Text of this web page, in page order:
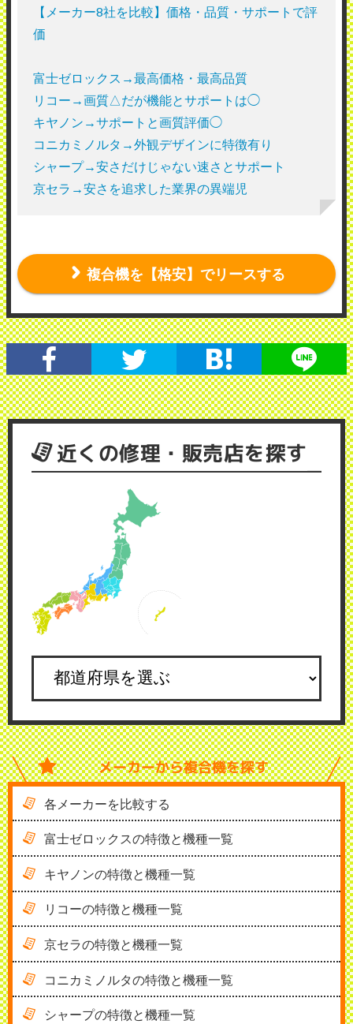
【メーカー8社を比較】価格・品質・サポートで評
価
富士ゼロックス→最高価格・最高品質
リコー→画質△だが機能とサポートは◯
キヤノン→サポートと画質評価◯
コニカミノルタ→外観デザインに特徴有り
シャープ→安さだけじゃない速さとサポート
京セラ→安さを追求した業界の異端児
複合機を【格安】でリースする
近くの修理・販売店を探す
メーカーから複合機を探す
各メーカーを比較する
富士ゼロックスの特徴と機種一覧
キヤノンの特徴と機種一覧
リコーの特徴と機種一覧
京セラの特徴と機種一覧
コニカミノルタの特徴と機種一覧
シャープの特徴と機種一覧